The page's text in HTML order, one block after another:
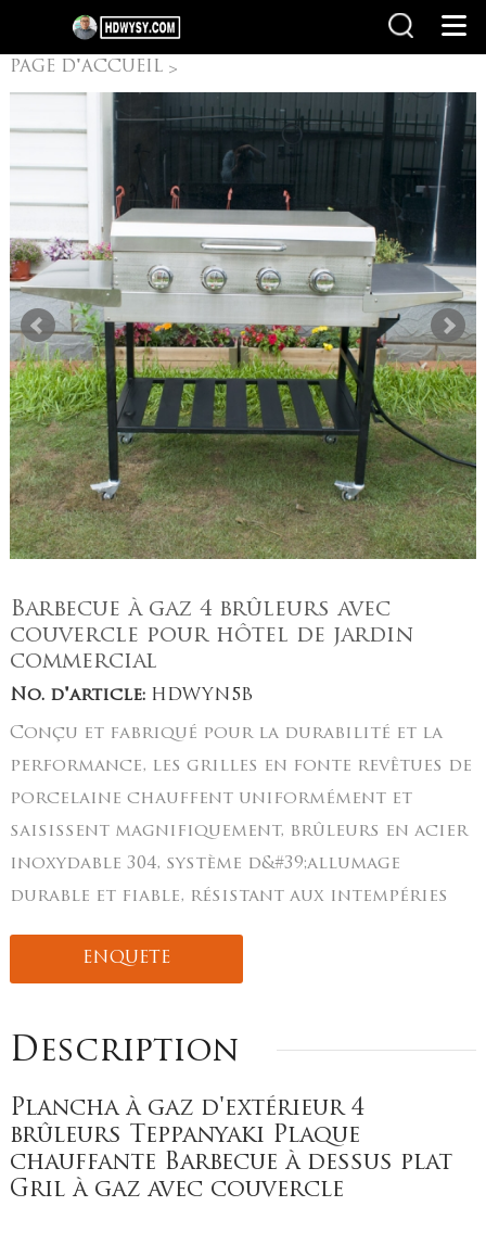
PAGE D'ACCUEIL>
Barbecue à gaz 4 brûleurs avec
couvercle pour hôtel de jardin
commercial
No. d'article:HDWYN5B
Conçu et fabriqué pour la durabilité et la
performance, les grilles en fonte revêtues de
porcelaine chauffent uniformément et
saisissent magnifiquement, brûleurs en acier
inoxydable 304, système d&#39;allumage
durable et fiable, résistant aux intempéries
ENQUETE
Description
Plancha à gaz d'extérieur 4
brûleurs Teppanyaki Plaque
chauffante Barbecue à dessus plat
Gril à gaz avec couvercle